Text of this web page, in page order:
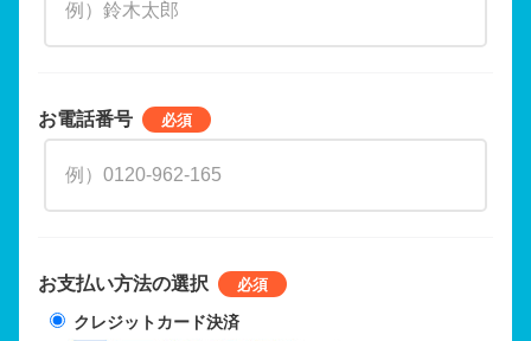
お電話番号
お支払い方法の選択
クレジットカード決済